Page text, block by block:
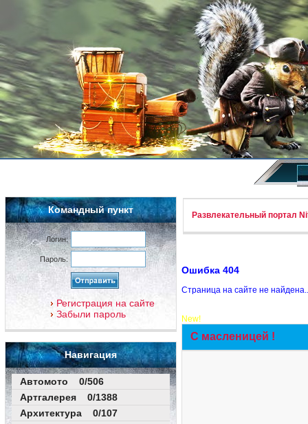
Командный пункт
Логин:
Пароль:
Регистрация на сайте
Забыли пароль
Навигация
Автомото 0/506
Артгалерея 0/1388
Архитектура 0/107
Развлекательный портал
Ошибка 404
Страница на сайте не
New!
С масленицей !